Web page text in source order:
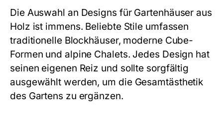
Die Auswahl an Designs für Gartenhäuser aus
Holz ist immens. Beliebte Stile umfassen
traditionelle Blockhäuser, moderne Cube-
Formen und alpine Chalets. Jedes Design hat
seinen eigenen Reiz und sollte sorgfältig
ausgewählt werden, um die Gesamtästhetik
des Gartens zu ergänzen.